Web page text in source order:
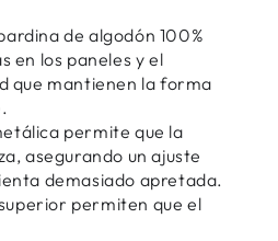
de algodón 100%
en los paneles y el
que mantienen la forma
permite que la
asegurando un ajuste
demasiado apretada.
permiten que el